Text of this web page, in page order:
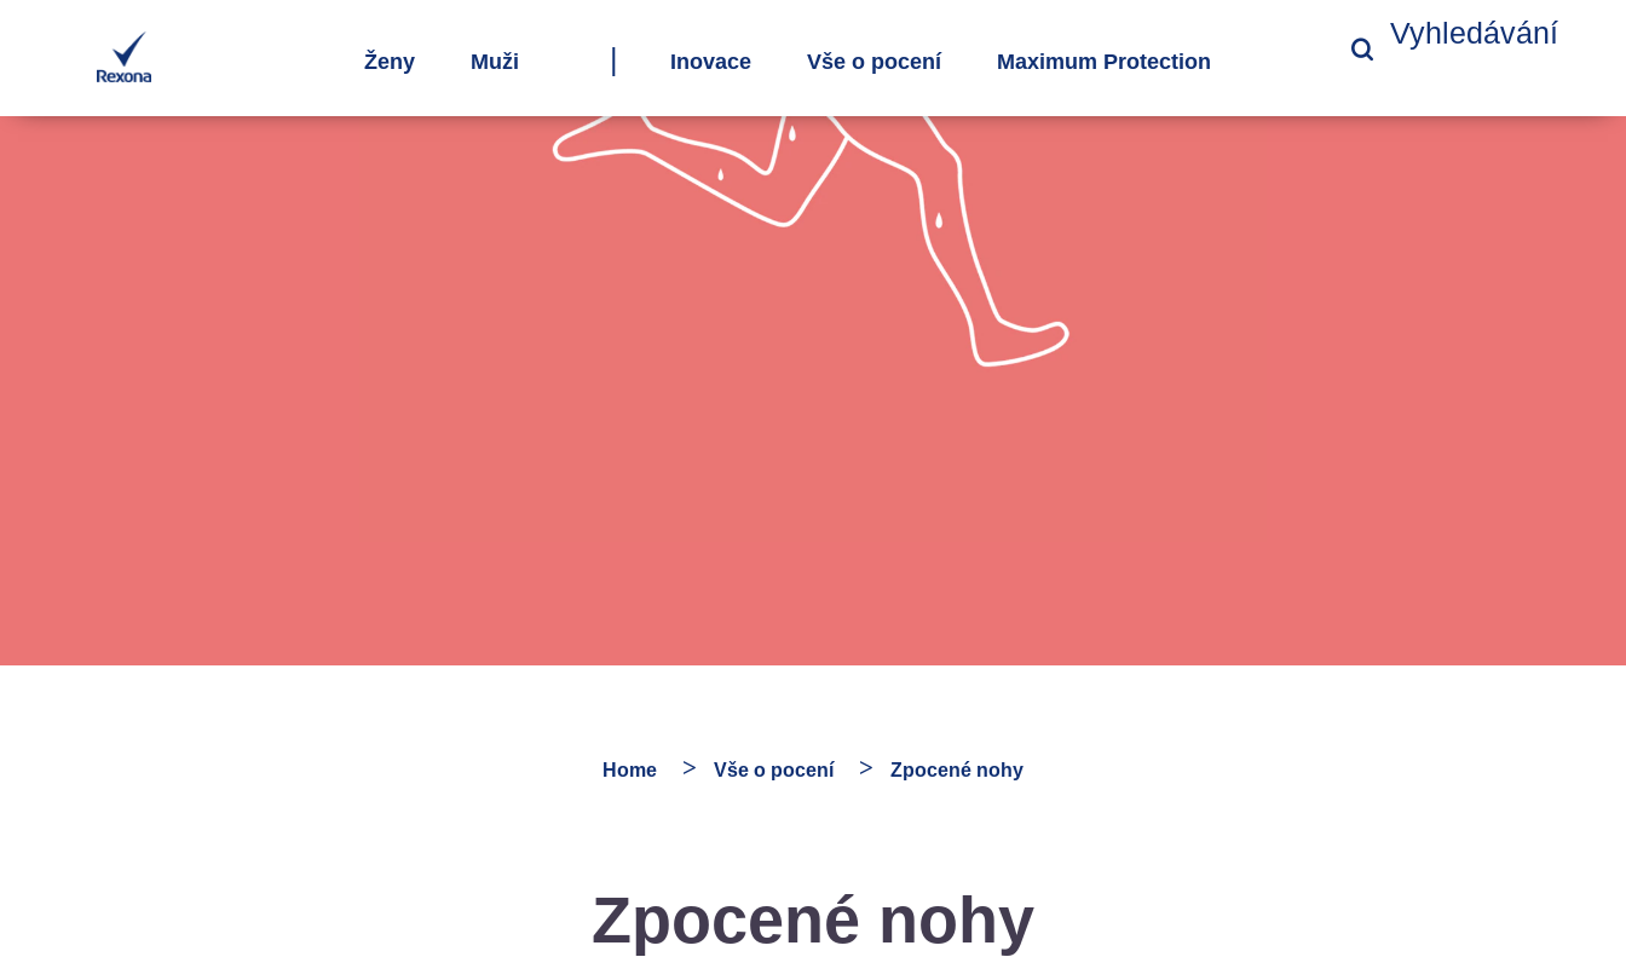
Ženy Muži Inovace Vše o pocení Maximum Protection
Vyhledávání
Home Vše o pocení Zpocené nohy
Zpocené nohy